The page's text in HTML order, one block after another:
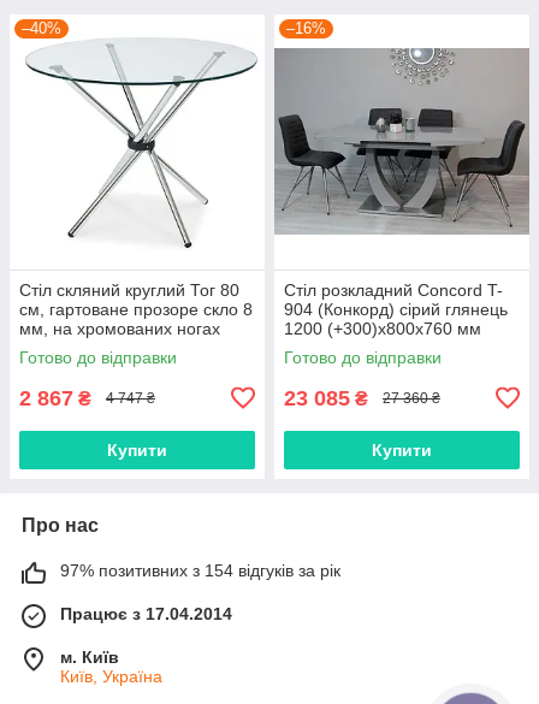
–40%
Стіл скляний круглий Тог 80
см, гартоване прозоре скло 8
мм, на хромованих ногах
Готово до відправки
2 867 ₴ 4 747 ₴
Купити
–16%
Стіл розкладний Concord T-
904 (Конкорд) сірий глянець
1200 (+300)х800х760 мм
Готово до відправки
23 085 ₴ 27 360 ₴
Купити
Про нас
97% позитивних з 154 відгуків за рік
Працює з 17.04.2014
м. Київ
Київ, Україна